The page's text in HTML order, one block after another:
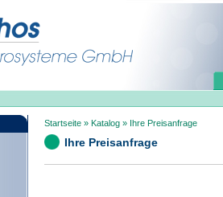
Startseite » Katalog » Ihre Preisanfrage
Ihre Preisanfrage